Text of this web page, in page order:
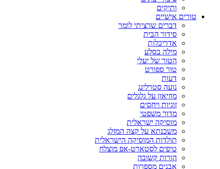
ותיקים
טורים אישיים
דברים שרציתי לומר
סידור הבית
אדריכלות
מילה בסלע
הטור של יעלי
טור ספורט
דעות
נועה סטרלינג
מוזיאון על גלגלים
זוגיות ויחסים
מדור משפטי
מוסיקה ישראלית
משכנתא על קצה המזלג
תולדות המוסיקה הישראלית
טיפים לסטארט-אפ מוצלח
הורות קשובה
אבנים מספרות